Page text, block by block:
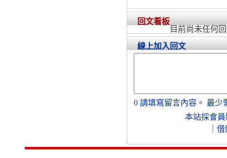
回文看板
目前尚未任何
線上加入回文
0 請填寫留言內容。 最少
本站採會員
借